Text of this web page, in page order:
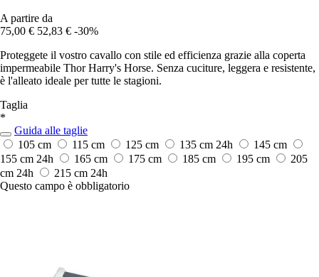
A partire da
75,00 € 52,83 € -30%
Proteggete il vostro cavallo con stile ed efficienza grazie alla coperta
impermeabile Thor Harry's Horse. Senza cuciture, leggera e resistente,
è l'alleato ideale per tutte le stagioni.
Taglia
*
Guida alle taglie
105 cm
115 cm 125 cm 135 cm 24h
145 cm
155 cm 24h 165 cm 175 cm 185 cm 195 cm
205
cm 24h 215 cm 24h
Questo campo è obbligatorio